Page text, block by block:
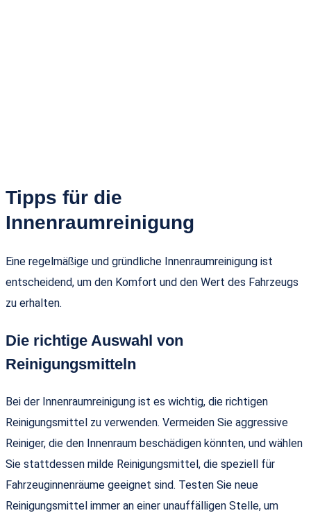
Tipps für die
Innenraumreinigung
Eine regelmäßige und gründliche Innenraumreinigung ist
entscheidend, um den Komfort und den Wert des Fahrzeugs
zu erhalten.
Die richtige Auswahl von
Reinigungsmitteln
Bei der Innenraumreinigung ist es wichtig, die richtigen
Reinigungsmittel zu verwenden. Vermeiden Sie aggressive
Reiniger, die den Innenraum beschädigen könnten, und wählen
Sie stattdessen milde Reinigungsmittel, die speziell für
Fahrzeuginnenräume geeignet sind. Testen Sie neue
Reinigungsmittel immer an einer unauffälligen Stelle, um